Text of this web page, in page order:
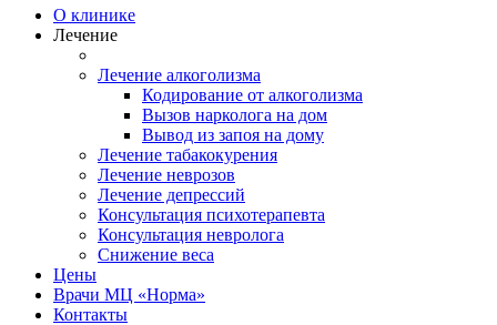
О клинике
Лечение
Лечение алкоголизма
Кодирование от алкоголизма
Вызов нарколога на дом
Вывод из запоя на дому
Лечение табакокурения
Лечение неврозов
Лечение депрессий
Консультация психотерапевта
Консультация невролога
Снижение веса
Цены
Врачи МЦ «Норма»
Контакты